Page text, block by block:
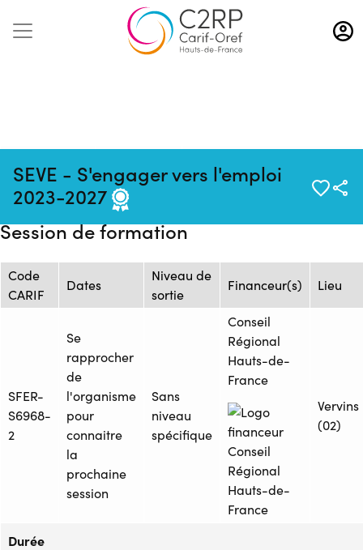
Aller
au
contenu
SEVE - S'engager vers l'emploi
2023-2027
Mise à jour :
28/05/2026
26268139F
Formations Personnalisées
Session de formation
Code
CARIF
Dates
Niveau de
sortie
Financeur(s) Lieu
SFER-
S6968-
2
Se
rapprocher
de
l'organisme
pour
connaitre
la
prochaine
session
Sans
niveau
spécifique
Conseil
Régional
Hauts-de-
France
Vervins
(02)
Durée